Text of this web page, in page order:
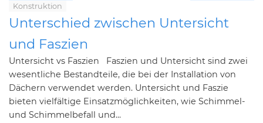
Konstruktion
Unterschied zwischen Untersicht
und Faszien
Untersicht vs Faszien Faszien und Untersicht sind zwei
wesentliche Bestandteile, die bei der Installation von
Dächern verwendet werden. Untersicht und Faszie
bieten vielfältige Einsatzmöglichkeiten, wie Schimmel-
und Schimmelbefall und...